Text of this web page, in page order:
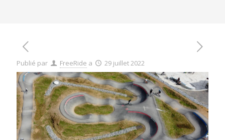
Publié par FreeRide a 29 juillet 2022